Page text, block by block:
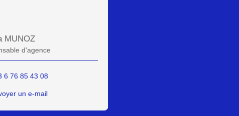
MUNOZ
d'agence
6 76 85 43 08
un e-mail